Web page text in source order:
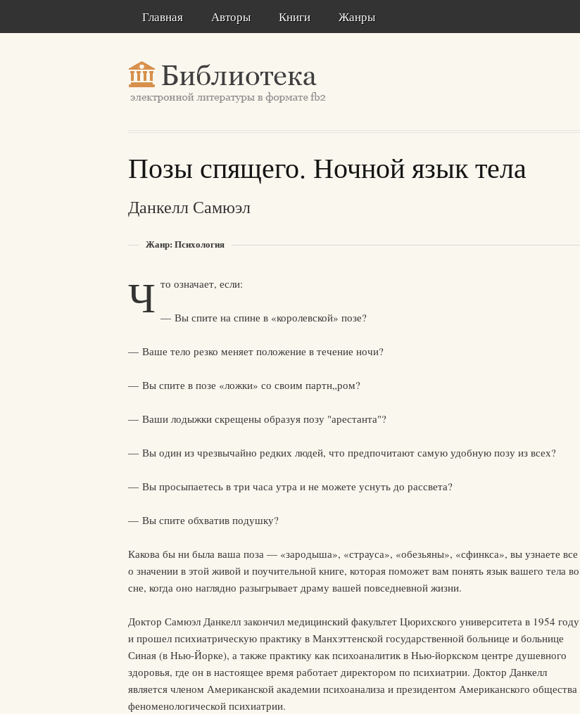
Главная Авторы Книги Жанры
Позы спящего. Ночной язык тела
Данкелл Самюэл
Жанр: Психология
Ч то означает, если:
— Вы спите на спине в «королевской» позе?
— Ваше тело резко меняет положение в течение ночи?
— Вы спите в позе «ложки» со своим партн„ром?
— Ваши лодыжки скрещены образуя позу "арестанта"?
— Вы один из чрезвычайно редких людей, что предпочитают самую удобную позу из всех?
— Вы просыпаетесь в три часа утра и не можете уснуть до рассвета?
— Вы спите обхватив подушку?
Какова бы ни была ваша поза — «зародыша», «страуса», «обезьяны», «сфинкса», вы узнаете все
о значении в этой живой и поучительной книге, которая поможет вам понять язык вашего тела во
сне, когда оно наглядно разыгрывает драму вашей повседневной жизни.
Доктор Самюэл Данкелл закончил медицинский факультет Цюрихского университета в 1954 году
и прошел психиатрическую практику в Манхэттенской государственной больнице и больнице
Синая (в Нью-Йорке), а также практику как психоаналитик в Нью-йоркском центре душевного
здоровья, где он в настоящее время работает директором по психиатрии. Доктор Данкелл
является членом Американской академии психоанализа и президентом Американского общества
феноменологической психиатрии.